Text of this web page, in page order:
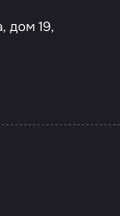
дом 19,